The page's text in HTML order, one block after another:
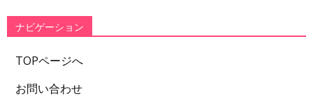
ー
ナビゲーション
TOPページへ
お問い合わせ